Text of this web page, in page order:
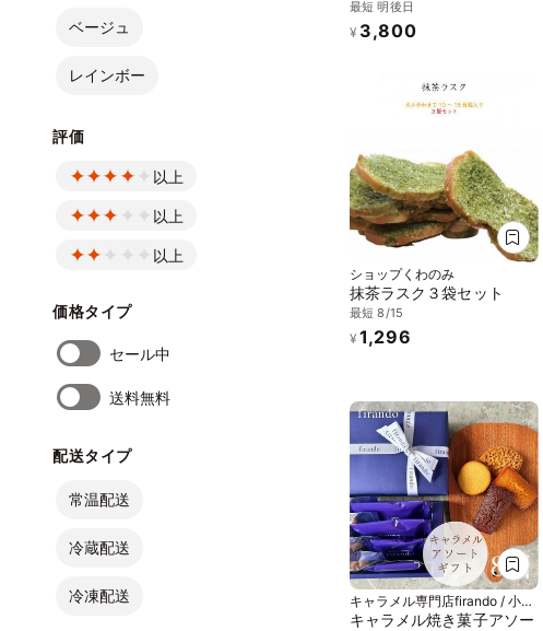
ベージュ
レインボー
評価
以上
以上
以上
価格タイプ
セール中
送料無料
配送タイプ
常温配送
冷蔵配送
冷凍配送
フロランタン５個 ラスク
２袋】
最短 明後日
¥ 3,800
ショップくわのみ
抹茶ラスク３袋セット
最短 8/15
¥ 1,296
キャラメル専門店firando / 小値
賀地域ブランド製作所株式会社
キャラメル焼き菓子アソー